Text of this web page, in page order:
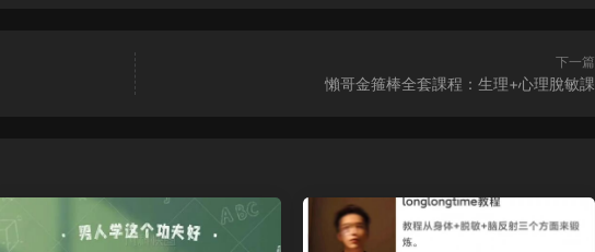
下一篇
懶哥金箍棒全套課程：生理+心理脫敏課